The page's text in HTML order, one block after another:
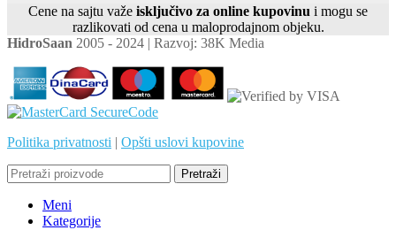
Cene na sajtu važe isključivo za online kupovinu i mogu se
razlikovati od cena u maloprodajnom objeku.
HidroSaan 2005 - 2024 | Razvoj: 38K Media
Politika privatnosti Opšti uslovi kupovine
Pretraži
Meni
Kategorije